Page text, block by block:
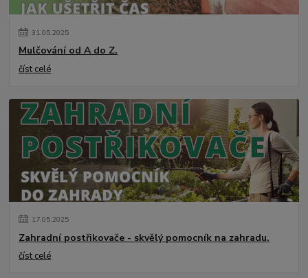
31.05.2025
Mulčování od A do Z.
číst celé
17.05.2025
Zahradní postřikovače - skvělý pomocník na zahradu.
číst celé